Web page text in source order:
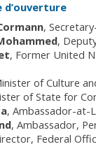
d’ouverture
Former United
of Culture
of State for
Ambassador-at-
Ambassador
Federal